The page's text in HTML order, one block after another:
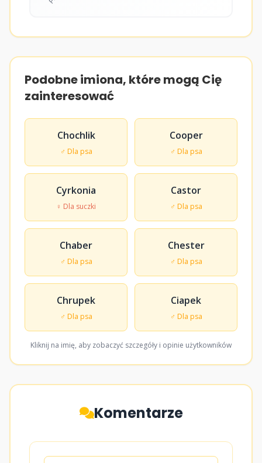
Podobne imiona, które mogą Cię
zainteresować
Chochlik
♂ Dla psa
Cooper
♂ Dla psa
Cyrkonia
♀ Dla suczki
Castor
♂ Dla psa
Chaber
♂ Dla psa
Chester
♂ Dla psa
Chrupek
♂ Dla psa
Ciapek
♂ Dla psa
Kliknij na imię, aby zobaczyć szczegóły i opinie użytkowników
Komentarze